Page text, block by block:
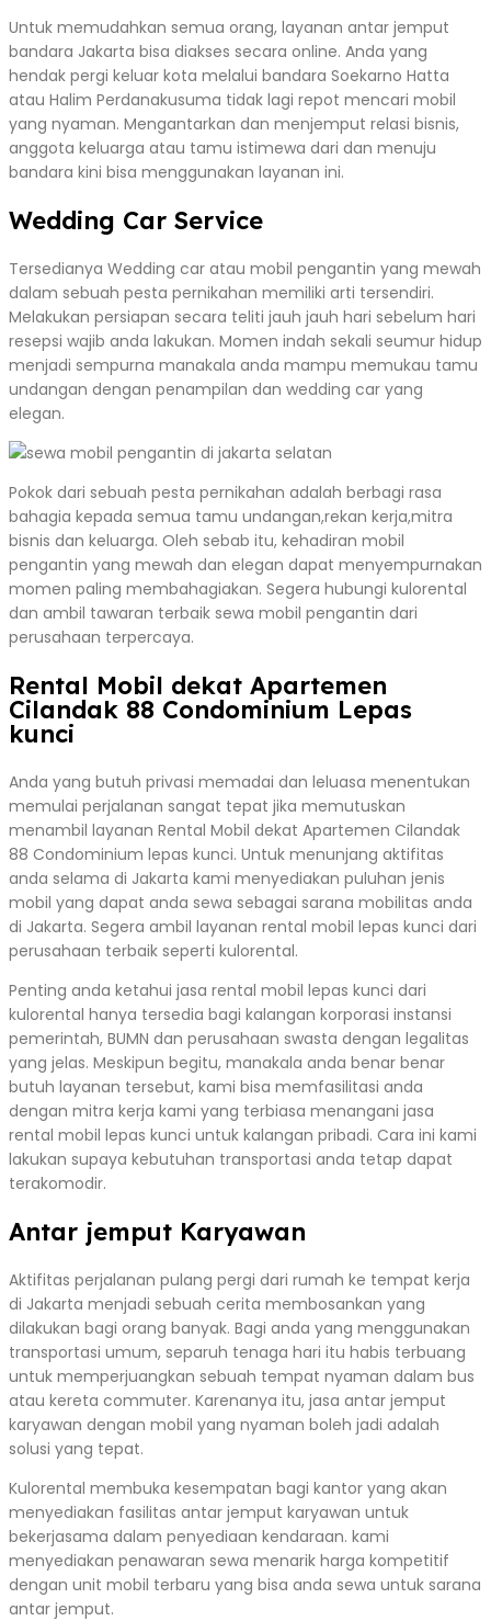
Untuk memudahkan semua orang, layanan antar jemput
bandara Jakarta bisa diakses secara online. Anda yang
hendak pergi keluar kota melalui bandara Soekarno Hatta
atau Halim Perdanakusuma tidak lagi repot mencari mobil
yang nyaman. Mengantarkan dan menjemput relasi bisnis,
anggota keluarga atau tamu istimewa dari dan menuju
bandara kini bisa menggunakan layanan ini.
Wedding Car Service
Tersedianya Wedding car atau mobil pengantin yang mewah
dalam sebuah pesta pernikahan memiliki arti tersendiri.
Melakukan persiapan secara teliti jauh jauh hari sebelum hari
resepsi wajib anda lakukan. Momen indah sekali seumur hidup
menjadi sempurna manakala anda mampu memukau tamu
undangan dengan penampilan dan wedding car yang
elegan.
Pokok dari sebuah pesta pernikahan adalah berbagi rasa
bahagia kepada semua tamu undangan,rekan kerja,mitra
bisnis dan keluarga. Oleh sebab itu, kehadiran mobil
pengantin yang mewah dan elegan dapat menyempurnakan
momen paling membahagiakan. Segera hubungi kulorental
dan ambil tawaran terbaik sewa mobil pengantin dari
perusahaan terpercaya.
Rental Mobil dekat Apartemen
Cilandak 88 Condominium Lepas
kunci
Anda yang butuh privasi memadai dan leluasa menentukan
memulai perjalanan sangat tepat jika memutuskan
menambil layanan Rental Mobil dekat Apartemen Cilandak
88 Condominium lepas kunci. Untuk menunjang aktifitas
anda selama di Jakarta kami menyediakan puluhan jenis
mobil yang dapat anda sewa sebagai sarana mobilitas anda
di Jakarta. Segera ambil layanan rental mobil lepas kunci dari
perusahaan terbaik seperti kulorental.
Penting anda ketahui jasa rental mobil lepas kunci dari
kulorental hanya tersedia bagi kalangan korporasi instansi
pemerintah, BUMN dan perusahaan swasta dengan legalitas
yang jelas. Meskipun begitu, manakala anda benar benar
butuh layanan tersebut, kami bisa memfasilitasi anda
dengan mitra kerja kami yang terbiasa menangani jasa
rental mobil lepas kunci untuk kalangan pribadi. Cara ini kami
lakukan supaya kebutuhan transportasi anda tetap dapat
terakomodir.
Antar jemput Karyawan
Aktifitas perjalanan pulang pergi dari rumah ke tempat kerja
di Jakarta menjadi sebuah cerita membosankan yang
dilakukan bagi orang banyak. Bagi anda yang menggunakan
transportasi umum, separuh tenaga hari itu habis terbuang
untuk memperjuangkan sebuah tempat nyaman dalam bus
atau kereta commuter. Karenanya itu, jasa antar jemput
karyawan dengan mobil yang nyaman boleh jadi adalah
solusi yang tepat.
Kulorental membuka kesempatan bagi kantor yang akan
menyediakan fasilitas antar jemput karyawan untuk
bekerjasama dalam penyediaan kendaraan. kami
menyediakan penawaran sewa menarik harga kompetitif
dengan unit mobil terbaru yang bisa anda sewa untuk sarana
antar jemput.